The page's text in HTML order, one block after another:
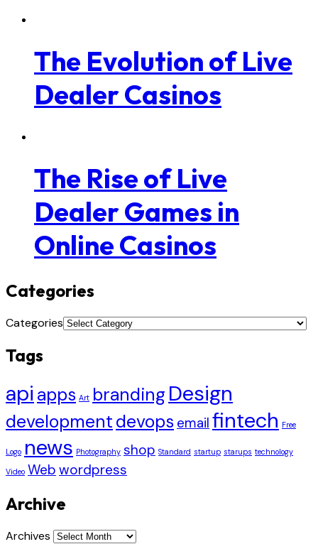
The Evolution of Live
Dealer Casinos
The Rise of Live
Dealer Games in
Online Casinos
Categories
Categories
Tags
api apps Art branding Design
developmentdevops email fintech Free
Logo news Photography shop Standard startup starups technology
Video Web wordpress
Archive
Archives